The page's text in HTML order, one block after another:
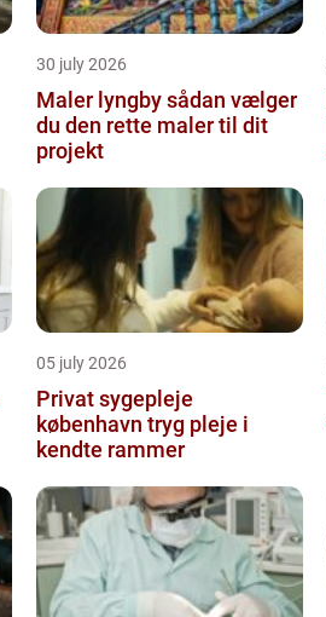
30 july 2026
Maler lyngby sådan vælger
du den rette maler til dit
projekt
05 july 2026
Privat sygepleje
københavn tryg pleje i
kendte rammer